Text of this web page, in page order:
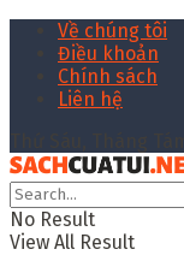
Về chúng tôi
Điều khoản
Chính sách
Liên hệ
No Result
View All Result